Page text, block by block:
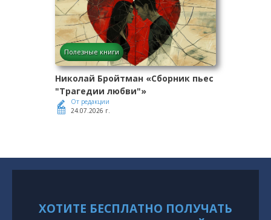
Полезные книги
Николай Бройтман «Сборник пьес
"Трагедии любви"»
От редакции
24.07.2026 г.
ХОТИТЕ БЕСПЛАТНО ПОЛУЧАТЬ